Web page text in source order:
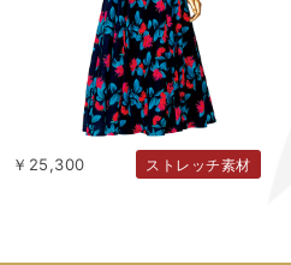
￥25,300 ストレッチ素材